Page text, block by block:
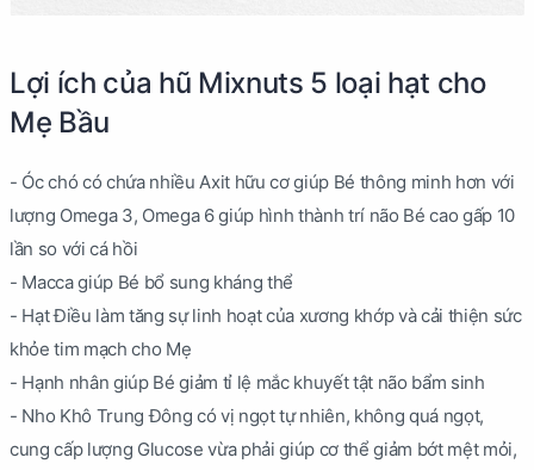
Lợi ích của hũ Mixnuts 5 loại hạt cho
Mẹ Bầu
- Óc chó có chứa nhiều Axit hữu cơ giúp Bé thông minh hơn với
lượng Omega 3, Omega 6 giúp hình thành trí não Bé cao gấp 10
lần so với cá hồi
- Macca giúp Bé bổ sung kháng thể
- Hạt Điều làm tăng sự linh hoạt của xương khớp và cải thiện sức
khỏe tim mạch cho Mẹ
- Hạnh nhân giúp Bé giảm tỉ lệ mắc khuyết tật não bẩm sinh
- Nho Khô Trung Đông có vị ngọt tự nhiên, không quá ngọt,
cung cấp lượng Glucose vừa phải giúp cơ thể giảm bớt mệt mỏi,